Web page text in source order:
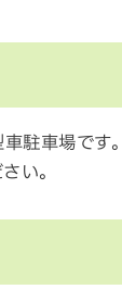
駐車場です。
い。